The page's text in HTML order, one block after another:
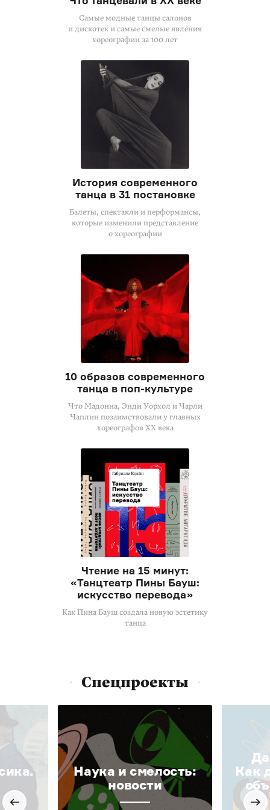
Самые модные танцы салонов
и дискотек и самые смелые явления
хореографии за 100 лет
История современного
танца в 31 постановке
Балеты, спектакли и перформансы,
которые изменили представление
о хореографии
10 образов современного
танца в поп-культуре
Что Мадонна, Энди Уорхол и Чарли
Чаплин позаимствовали у главных
хореографов XX века
Чтение на 15 минут:
«Танцтеатр Пины Бауш:
искусство перевода»
Как Пина Бауш создала новую эстетику
танца
Спецпроекты
Наука и смелость:
новости
Да
Как